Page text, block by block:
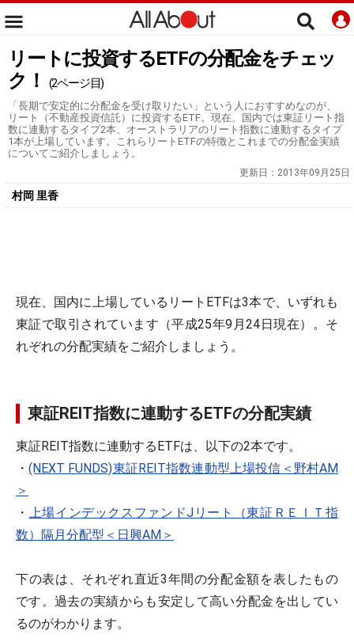
リートに投資するETFの分配金をチェッ
ク！
(2ページ目)
「長期で安定的に分配金を受け取りたい」という人におすすめなのが、
リート（不動産投資信託）に投資するETF。現在、国内では東証リート指
数に連動するタイプ2本、オーストラリアのリート指数に連動するタイプ
1本が上場しています。これらリートETFの特徴とこれまでの分配金実績
についてご紹介しましょう。
更新日： 2013年09月25日
村岡 里香
現在、国内に上場しているリートETFは3本で、いずれも
東証で取引されています（平成25年9月24日現在）。そ
れぞれの分配実績をご紹介しましょう。
東証REIT指数に連動するETFの分配実績
東証REIT指数に連動するETFは、以下の2本です。
・(NEXT FUNDS)東証REIT指数連動型上場投信＜野村AM
＞
・ 上場インデックスファンドJリート（東証ＲＥＩＴ指
数）隔月分配型＜日興AM＞
下の表は、それぞれ直近3年間の分配金額を表したもの
です。過去の実績からも安定して高い分配金を出してい
るのがわかります。